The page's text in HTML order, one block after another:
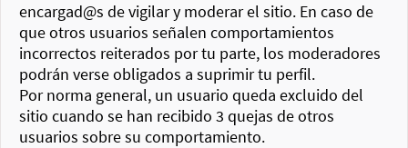
encargad@s de vigilar y moderar el sitio. En caso de
que otros usuarios señalen comportamientos
incorrectos reiterados por tu parte, los moderadores
podrán verse obligados a suprimir tu perfil.
Por norma general, un usuario queda excluido del
sitio cuando se han recibido 3 quejas de otros
usuarios sobre su comportamiento.